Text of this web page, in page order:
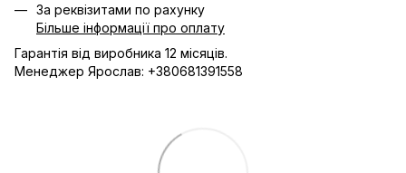
За реквізитами по рахунку
Більше інформації про оплату
Гарантія від виробника 12 місяців.
Менеджер Ярослав: +380681391558